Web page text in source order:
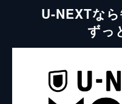
U-NEXTな
ずっ